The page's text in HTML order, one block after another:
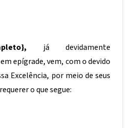
, já devidamente
epígrade, vem, com o devido
Excelência, por meio de seus
o que segue: